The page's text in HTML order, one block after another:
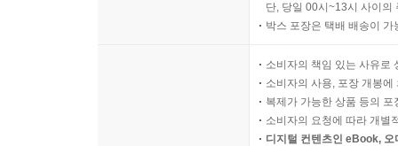
단, 당일 00시~13시 사이의
박스 포장은 택배 배송이
소비자의 책임 있는 사유로
소비자의 사용, 포장 개봉
복제가 가능한 상품 등의
소비자의 요청에 따라 개별
디지털 컨텐츠인 eBook,